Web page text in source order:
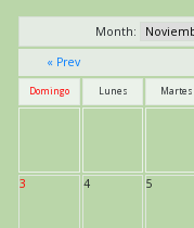
Month:
« Prev
Domingo Lunes Martes
3 4 5